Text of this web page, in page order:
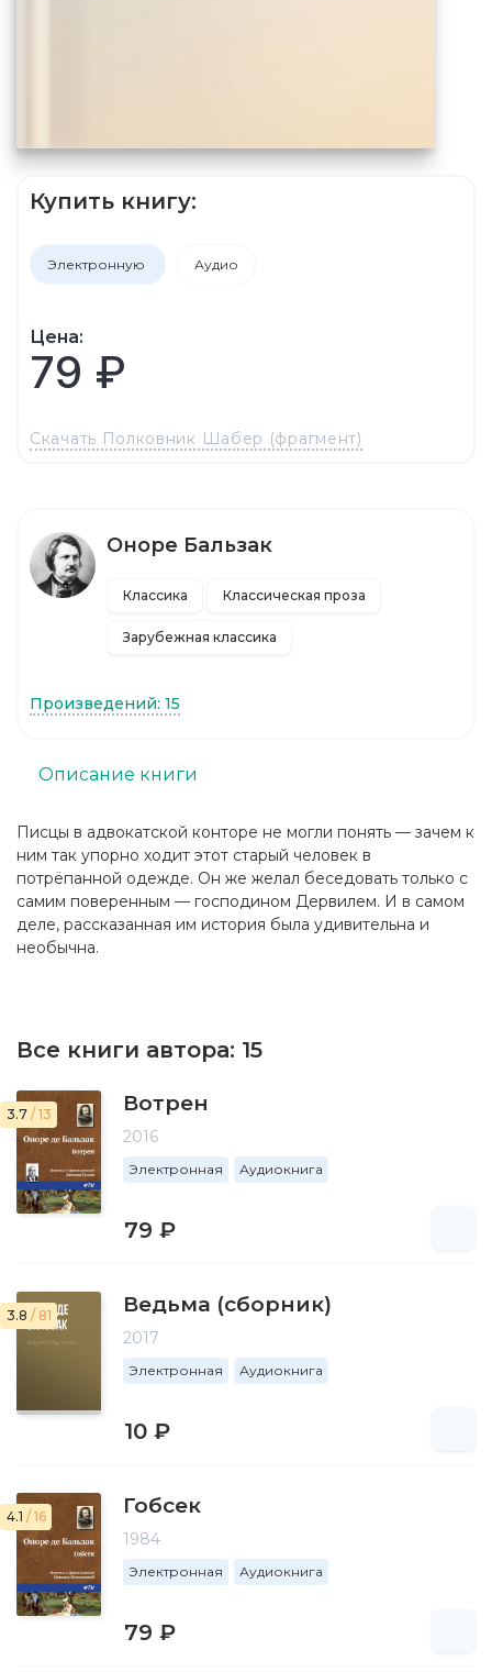
Купить книгу:
Электронную Аудио
Цена:
79 ₽
Скачать Полковник Шабер (фрагмент)
Писцы в адвокатской конторе не могли понять — зачем к
ним так упорно ходит этот старый человек в
потрёпанной одежде. Он же желал беседовать только с
самим поверенным — господином Дервилем. И в самом
деле, рассказанная им история была удивительна и
необычна.
Описание книги
Все книги автора: 15
3.7 / 13 Вотрен
2016
Электронная Аудиокнига
79 ₽
3.8 / 81 Ведьма (сборник)
2017
Электронная Аудиокнига
10 ₽
4.1 / 16 Гобсек
1984
Электронная Аудиокнига
79 ₽
Оноре Бальзак
Классика Классическая проза
Зарубежная классика
Произведений: 15